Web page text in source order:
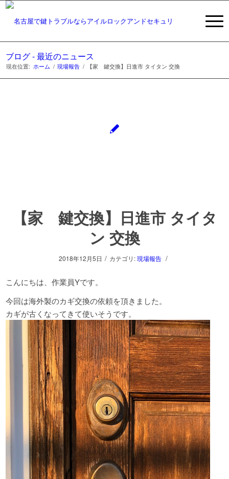
ブログ - 最近のニュース
現在位置: ホーム / 現場報告 / 【家 鍵交換】日進市 タイタン 交換
【家 鍵交換】日進市 タイタ
ン 交換
2018年12月5日 / カテゴリ:現場報告 /
こんにちは、作業員Yです。
今回は海外製のカギ交換の依頼を頂きました。
カギが古くなってきて使いそうです。